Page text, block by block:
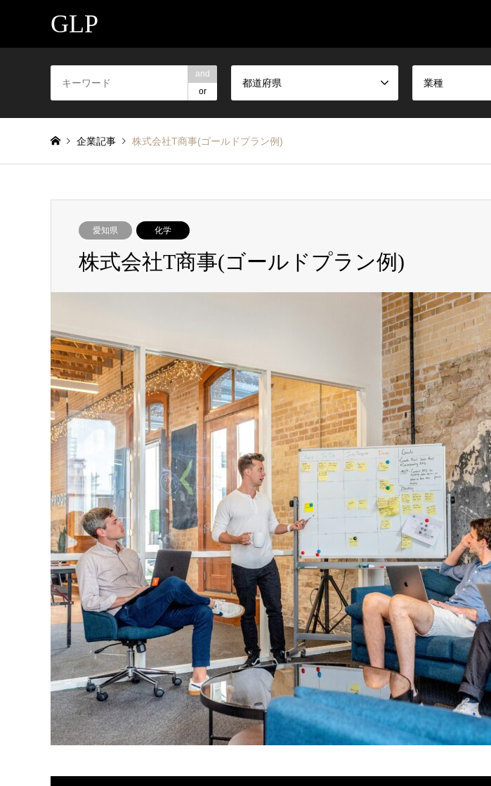
GLP
and
or
都道府県 業種
企業記事 株式会社T商事(ゴールドプラン例)
愛知県 化学
株式会社T商事(ゴールドプラン例)